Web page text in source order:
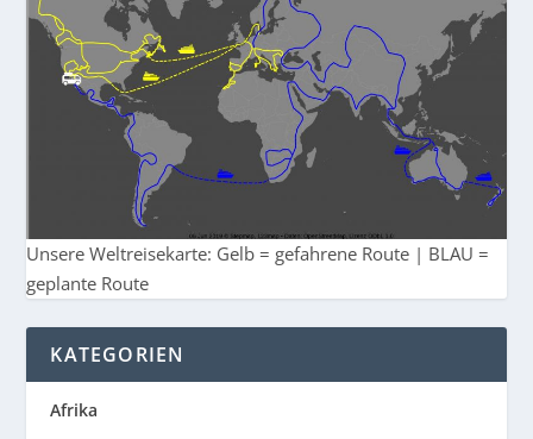
Unsere Weltreisekarte: Gelb = gefahrene Route | BLAU =
geplante Route
KATEGORIEN
Afrika